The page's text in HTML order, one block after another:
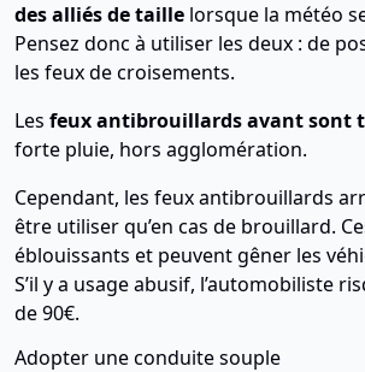
des alliés de taille lorsque la météo
Pensez donc à utiliser les deux : de
les feux de croisements.
Les feux antibrouillards avant sont
forte pluie, hors agglomération.
Cependant, les feux antibrouillards
être utiliser qu’en cas de brouillard.
éblouissants et peuvent gêner les
S’il y a usage abusif, l’automobiliste
de 90€.
Adopter une conduite souple